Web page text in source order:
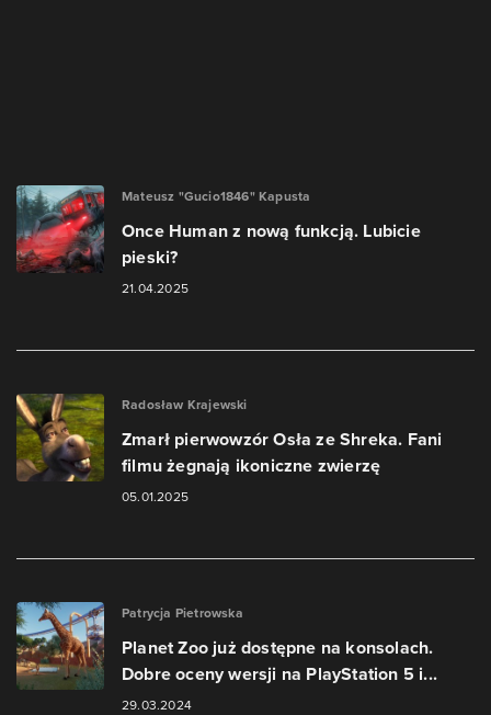
Mateusz "Gucio1846" Kapusta
Once Human z nową funkcją. Lubicie
pieski?
21.04.2025
Radosław Krajewski
Zmarł pierwowzór Osła ze Shreka. Fani
filmu żegnają ikoniczne zwierzę
05.01.2025
Patrycja Pietrowska
Planet Zoo już dostępne na konsolach.
Dobre oceny wersji na PlayStation 5 i...
29.03.2024